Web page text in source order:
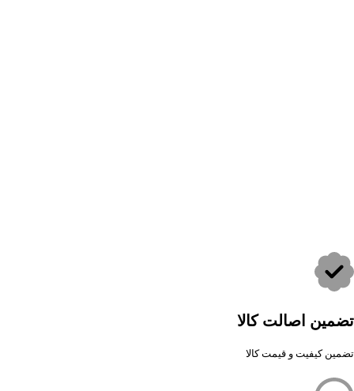
تضمین اصالت کالا
تضمین کیفیت و قیمت کالا